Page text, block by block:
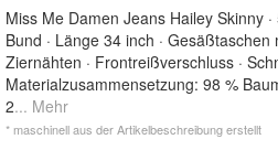
Miss Me Damen Jeans Hailey Skinny
Bund · Länge 34 inch · Gesäßtaschen
Ziernähten · Frontreißverschluss ·
Materialzusammensetzung: 98 %
2... Mehr
* maschinell aus der Artikelbeschreibung erstellt